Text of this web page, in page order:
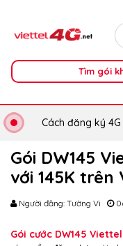
Tìm gói
Cách đăng ký
Gói DW145
với 145K
Người đăng: Tường Vi
Gói cước DW145 Viettel